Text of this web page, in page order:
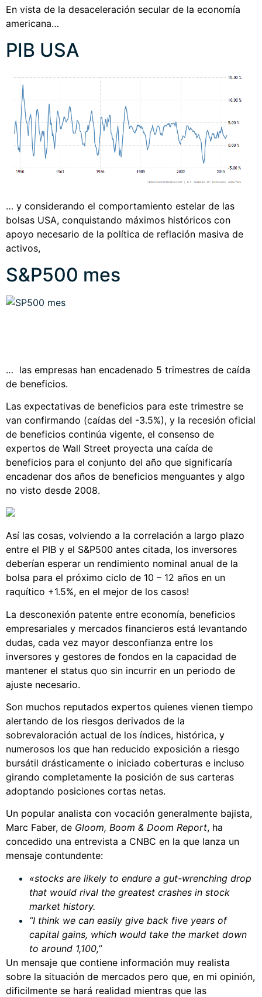
En vista de la desaceleración secular de la economía
americana…
PIB USA
… y considerando el comportamiento estelar de las
bolsas USA, conquistando máximos históricos con
apoyo necesario de la política de reflación masiva de
activos,
S&P500 mes
… las empresas han encadenado 5 trimestres de caída
de beneficios.
Las expectativas de beneficios para este trimestre se
van confirmando (caídas del -3.5%), y la recesión oficial
de beneficios continúa vigente, el consenso de
expertos de Wall Street proyecta una caída de
beneficios para el conjunto del año que significaría
encadenar dos años de beneficios menguantes y algo
no visto desde 2008.
Así las cosas, volviendo a la correlación a largo plazo
entre el PIB y el S&P500 antes citada, los inversores
deberían esperar un rendimiento nominal anual de la
bolsa para el próximo ciclo de 10 – 12 años en un
raquítico +1.5%, en el mejor de los casos!
La desconexión patente entre economía, beneficios
empresariales y mercados financieros está levantando
dudas, cada vez mayor desconfianza entre los
inversores y gestores de fondos en la capacidad de
mantener el status quo sin incurrir en un periodo de
ajuste necesario.
Son muchos reputados expertos quienes vienen tiempo
alertando de los riesgos derivados de la
sobrevaloración actual de los índices, histórica, y
numerosos los que han reducido exposición a riesgo
bursátil drásticamente o iniciado coberturas e incluso
girando completamente la posición de sus carteras
adoptando posiciones cortas netas.
Un popular analista con vocación generalmente bajista,
Marc Faber, de Gloom, Boom & Doom Report, ha
concedido una entrevista a CNBC en la que lanza un
mensaje contundente:
«stocks are likely to endure a gut-wrenching drop
that would rival the greatest crashes in stock
market history.
“I think we can easily give back five years of
capital gains, which would take the market down
to around 1,100,”
Un mensaje que contiene información muy realista
sobre la situación de mercados pero que, en mi opinión,
dificilmente se hará realidad mientras que las